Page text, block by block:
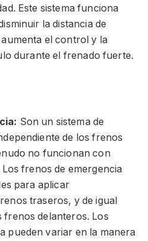
Este sistema funciona
la distancia de
el control y la
durante el frenado fuerte.
Son un sistema de
de los frenos
no funcionan con
frenos de emergencia
para aplicar
traseros, y de igual
delanteros. Los
pueden variar en la manera